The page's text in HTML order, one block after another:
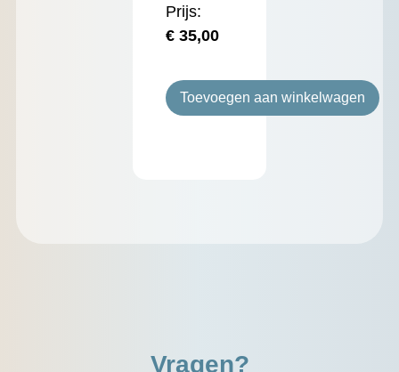
Prijs:
€35,00
Toevoegen aan winkelwagen
Vragen?